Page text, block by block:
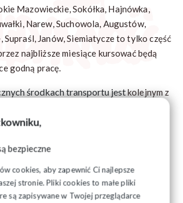
bezpieczne
cookies, aby zapewnić Ci najlepsze
stronie. Pliki cookies to małe pliki
są zapisywane w Twojej przeglądarce
Mazowieckie, Sokółka, Hajnówka,
Narew, Suchowola, Augustów,
Janów, Siemiatycze to tylko część
najbliższe miesiące kursować będą
godną pracę.
środkach transportu jestkolejnym z
reklamowej realizowanej w ramach
Pracownicy, Władze współpracujące"
finansowe pochodzące z Norwegii
Programu na rzecz Godnej Pracy i